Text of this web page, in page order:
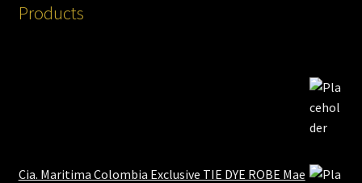
Products
Cia. Maritima Colombia Exclusive TIE DYE ROBE Mae